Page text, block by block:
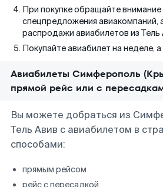
При покупке обращайте внимание
спецпредложения авиакомпаний,
распродажи авиабилетов из Тель
Покупайте авиабилет на неделе,
Авиабилеты Симферополь
прямой рейс или с
Вы можете добраться из
Тель Авив с авиабилетом в
способами:
прямым рейсом
рейс с пересадкой